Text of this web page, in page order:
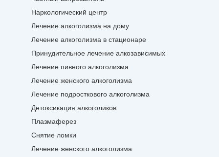
Наркологический центр
Лечение алкоголизма на дому
Лечение алкоголизма в стационаре
Принудительное лечение алкозависимых
Лечение пивного алкоголизма
Лечение женского алкоголизма
Лечение подросткового алкоголизма
Детоксикация алкоголиков
Плазмаферез
Снятие ломки
Лечение женского алкоголизма